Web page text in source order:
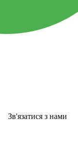
Зв'язатися з нами